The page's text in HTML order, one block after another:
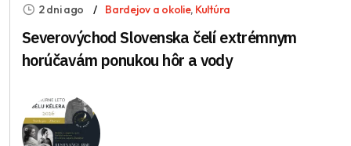
2 dni ago Bardejov a okolie, Kultúra
Severovýchod Slovenska čelí extrémnym
horúčavám ponukou hôr a vody